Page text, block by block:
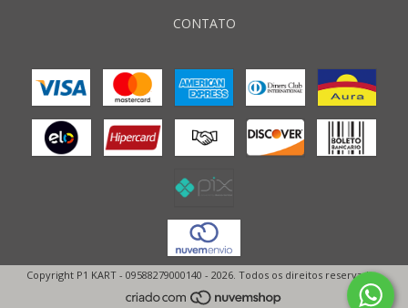
CONTATO
Copyright P1 KART - 09588279000140 - 2026. Todos os direitos reservados.